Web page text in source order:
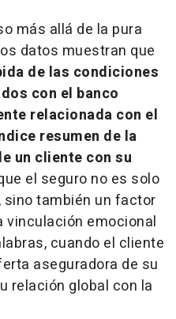
más allá de la pura
datos muestran que
de las condiciones
con el banco
relacionada con el
resumen de la
un cliente con su
el seguro no es solo
sino también un factor
vinculación emocional
cuando el cliente
aseguradora de su
relación global con la